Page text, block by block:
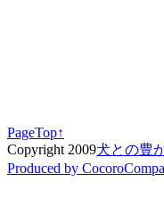
PageTop↑
Copyright 2009犬との豊
Produced by